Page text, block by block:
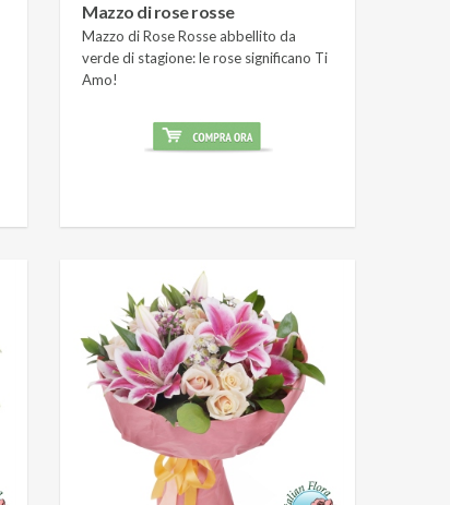
Mazzo di rose rosse
Mazzo di Rose Rosse abbellito da
verde di stagione: le rose significano Ti
Amo!